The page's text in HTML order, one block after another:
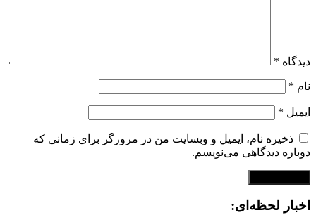
دیدگاه *
نام *
ایمیل *
ذخیره نام، ایمیل و وبسایت من در مرورگر برای زمانی که
دوباره دیدگاهی می‌نویسم.
اخبار لحظه‌ای: